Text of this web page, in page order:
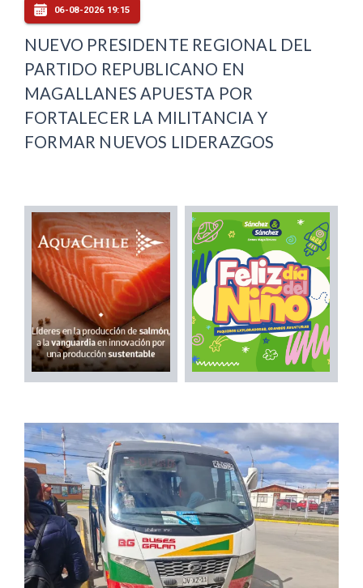
06-08-2026 19:15
NUEVO PRESIDENTE REGIONAL DEL
PARTIDO REPUBLICANO EN
MAGALLANES APUESTA POR
FORTALECER LA MILITANCIA Y
FORMAR NUEVOS LIDERAZGOS